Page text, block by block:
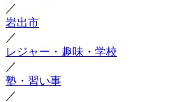
／
岩出市
／
レジャー・趣味・学校
／
塾・習い事
／